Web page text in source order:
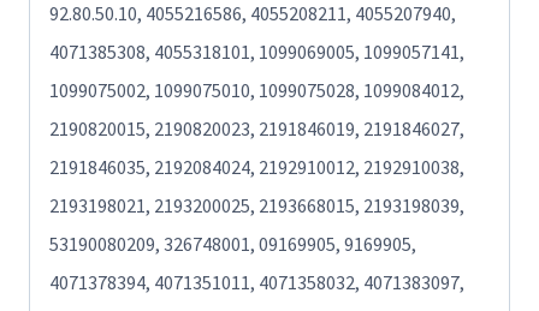
92.80.50.10, 4055216586, 4055208211, 4055207940,
4071385308, 4055318101, 1099069005, 1099057141,
1099075002, 1099075010, 1099075028, 1099084012,
2190820015, 2190820023, 2191846019, 2191846027,
2191846035, 2192084024, 2192910012, 2192910038,
2193198021, 2193200025, 2193668015, 2193198039,
53190080209, 326748001, 09169905, 9169905,
4071378394, 4071351011, 4071358032, 4071383097,